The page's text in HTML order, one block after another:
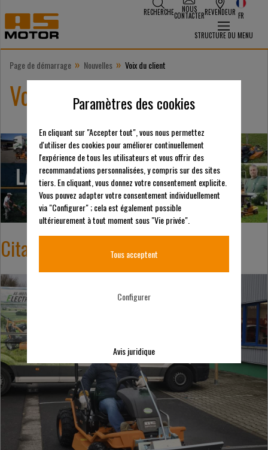
RECHERCHE NOUS
CONTACTERREVENDEUR FR
STRUCTURE DU MENU
Page de démarrage » Nouvelles » Voix du client
Voix du client
Citations de clients
Paramètres des cookies
En cliquant sur "Accepter tout", vous nous permettez
d'utiliser des cookies pour améliorer continuellement
l'expérience de tous les utilisateurs et vous offrir des
recommandations personnalisées, y compris sur des sites
tiers. En cliquant, vous donnez votre consentement explicite.
Vous pouvez adapter votre consentement individuellement
via "Configurer" ; cela est également possible
ultérieurement à tout moment sous "Vie privée".
Tous acceptent
Configurer
Avis juridique